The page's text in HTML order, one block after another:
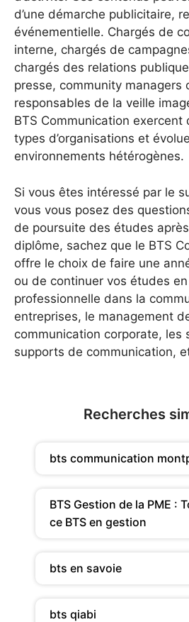
d’une démarche publicitaire,
événementielle. Chargés de
interne, chargés de
chargés des relations
presse, community managers
responsables de la veille
BTS Communication
types d’organisations et
environnements hétérogènes.
Si vous êtes intéressé par le
vous vous posez des
de poursuite des études
diplôme, sachez que le BTS
offre le choix de faire une
ou de continuer vos études
professionnelle dans la
entreprises, le management
communication corporate, les
supports de communication,
Recherches
bts communication
BTS Gestion de la PME :
ce BTS en gestion
bts en savoie
bts qiabi